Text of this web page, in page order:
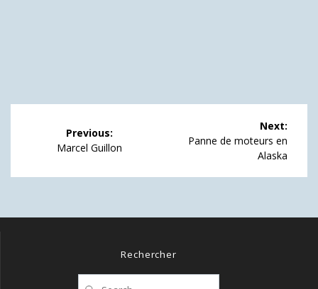
l’article
Previous:
Previous
Marcel Guillon
Next:
Next
Panne de moteurs en
Alaska
Rechercher